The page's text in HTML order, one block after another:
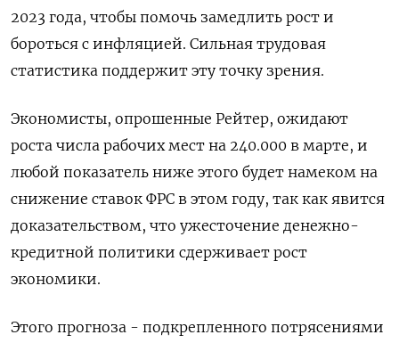
2023 года, чтобы помочь замедлить рост и
бороться с инфляцией. Сильная трудовая
статистика поддержит эту точку зрения.
Экономисты, опрошенные Рейтер, ожидают
роста числа рабочих мест на 240.000 в марте, и
любой показатель ниже этого будет намеком на
снижение ставок ФРС в этом году, так как явится
доказательством, что ужесточение денежно-
кредитной политики сдерживает рост
экономики.
Этого прогноза - подкрепленного потрясениями